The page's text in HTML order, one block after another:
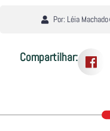
Por: Léia Machado
Compartilhar: